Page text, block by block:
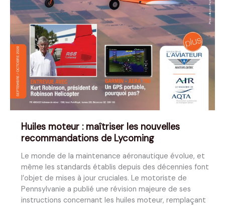
Huiles moteur : maîtriser les nouvelles
recommandations de Lycoming
Le monde de la maintenance aéronautique évolue, et
même les standards établis depuis des décennies font
l’objet de mises à jour cruciales. Le motoriste de
Pennsylvanie a publié une révision majeure de ses
instructions concernant les huiles moteur, remplaçant